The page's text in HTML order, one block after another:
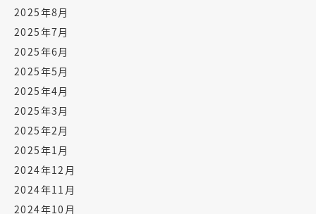
2025年8月
2025年7月
2025年6月
2025年5月
2025年4月
2025年3月
2025年2月
2025年1月
2024年12月
2024年11月
2024年10月